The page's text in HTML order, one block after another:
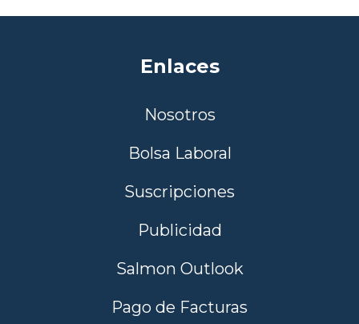
Enlaces
Nosotros
Bolsa Laboral
Suscripciones
Publicidad
Salmon Outlook
Pago de Facturas